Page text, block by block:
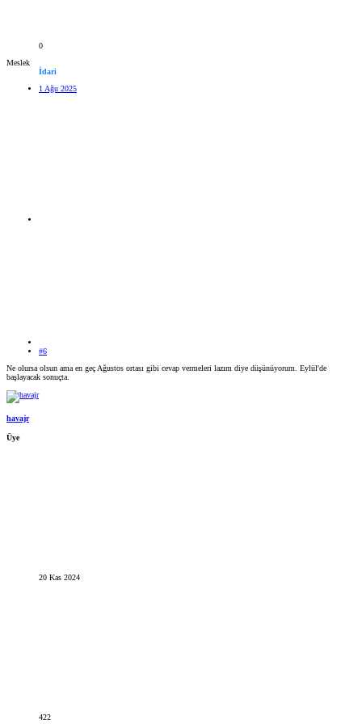
0
Meslek
İdari
1 Ağu 2025
#6
Ne olursa olsun ama en geç Ağustos ortası gibi cevap vermeleri lazım diye düşünüyorum. Eylül'de
başlayacak sonuçta.
havajr
Üye
20 Kas 2024
422